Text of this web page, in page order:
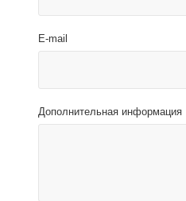
E-mail
Дополнительная информация